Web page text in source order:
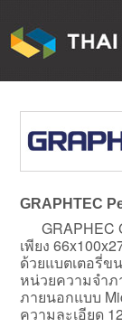
GRAPHTEC
GRAPHEC
เพียง
ด้วยแบตเตอรี่ข
หน่วยความจำภ
ภายนอกแบบ
ความละเอียด